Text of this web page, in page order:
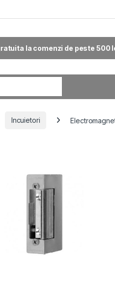
la comenzi de peste 500
Incuietori